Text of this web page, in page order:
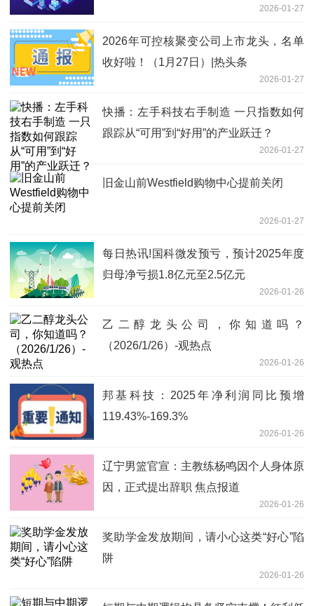
2026-01-27
2026年可控核聚变公司上市龙头，名单
收好啦！（1月27日）|热头条
2026-01-27
快播：左手科技右手制造 一只指数如何
跟踪从“可用”到“好用”的产业跃迁？
2026-01-27
旧金山前Westfield购物中心提前关闭
2026-01-27
每日热讯!国科微发预亏，预计2025年度
归母净亏损1.8亿元至2.5亿元
2026-01-26
乙二醇龙头公司，你知道吗？
（2026/1/26）-观热点
2026-01-26
邦基科技：2025年净利润同比预增
119.43%-169.3%
2026-01-26
辽宁男篮官宣：主教练杨鸣因个人身体原
因，正式提出辞职 焦点报道
2026-01-26
奖助学金发放期间，请小心这类“好心”陷
阱
2026-01-26